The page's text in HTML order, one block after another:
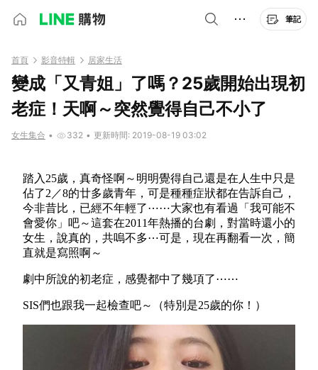
筆記
首頁 影音特輯 居家生活
變成「又青姐」了嗎？25歲開始出現初
老症！天啊～突然覺得自己不小了
女生集合 • 332 • 更新時間: 2019-08-19 03:02
踏入25歲，真奇怪啊～明明覺得自己還是在人生中只是
佔了2／8的廿多歲青年，可是種種症狀都在告訴自己，
今非昔比，已經不年輕了⋯⋯大家也有看過「我可能不
會愛你」吧～這套在2011年熱播的台劇，對當時還小的
女生，說真的，共嗚不多⋯可是，現在再翻看一次，簡
直就是寫照啊～
劇中所說的初老症，感覺都中了幾項了⋯⋯
SIS們也跟我一起檢查吧～（特別是25歲的你！）